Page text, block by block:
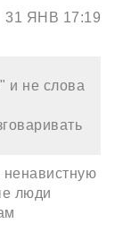
31 ЯНВ 17:19
и не слова
ненавистную
люди